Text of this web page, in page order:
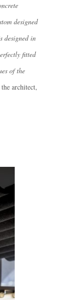
designed
designed in
fitted
of the
the architect,